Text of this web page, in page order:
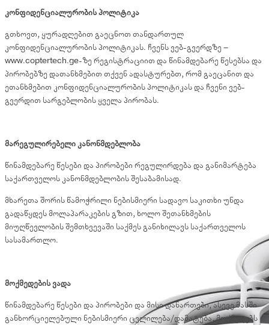
კონფიდენციალურობის პოლიტიკა
გთხოვთ, ყურადღებით გაეცნოთ თანდართულ
კონფიდენციალურობის პოლიტიკას. ჩვენს ვებ-გვერდზე –
www.coptertech.ge-ზე რეგისტრაციით და წინამდებარე წესებსა და
პირობებზე დათანხმებით თქვენ ადასტურებთ, რომ გაეცანით და
ეთანხმებით კონფიდენციალურობის პოლიტიკას და ჩვენი ვებ-
გვერდით სარგებლობის ყველა პირობას.
მარეგულირებელი კანონმდებლობა
წინამდებარე წესები და პირობები რეგულირდება და განიმარტება
საქართველოს კანონმდებლობის შესაბამისად.
მხარეთა შორის წამოჭრილი ნებისმიერი სადავო საკითხი უნდა
გადაწყდეს მოლაპარაკების გზით, ხოლო შეთანხმების
მიუღწევლობის შემთხვევაში საქმეს განიხილავს საქართველოს
სასამართლო.
მოქმედების ვადა
წინამდებარე წესები და პირობები და მისი დანართები, ასევე მასში
განხორციელებული ნებისმიერი ცვლილება/დამატება, მოქმედებს